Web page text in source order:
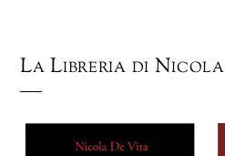
La Libreria di Nicola